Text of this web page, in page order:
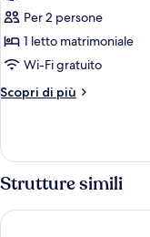
foto
per
Camera
doppia
(Godzilla
with
Breakfast)
Per 2 persone
1 letto matrimoniale
Wi-Fi gratuito
Scopri di più
Altri
doppia
(Godzilla
View,
with
Breakfast)
Strutture simili
APA Hotel Shinjuku